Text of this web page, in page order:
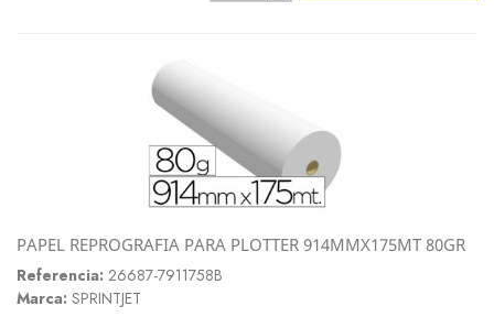
PAPEL REPROGRAFIA PARA PLOTTER 914MMX175MT 80GR
Referencia: 26687-7911758B
Marca: SPRINTJET